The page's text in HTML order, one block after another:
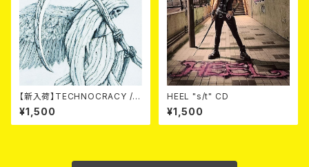
【新入荷】TECHNOCRACY /T
O HELL/THE END (7"EP)
¥1,500
HEEL "s/t" CD
¥1,500